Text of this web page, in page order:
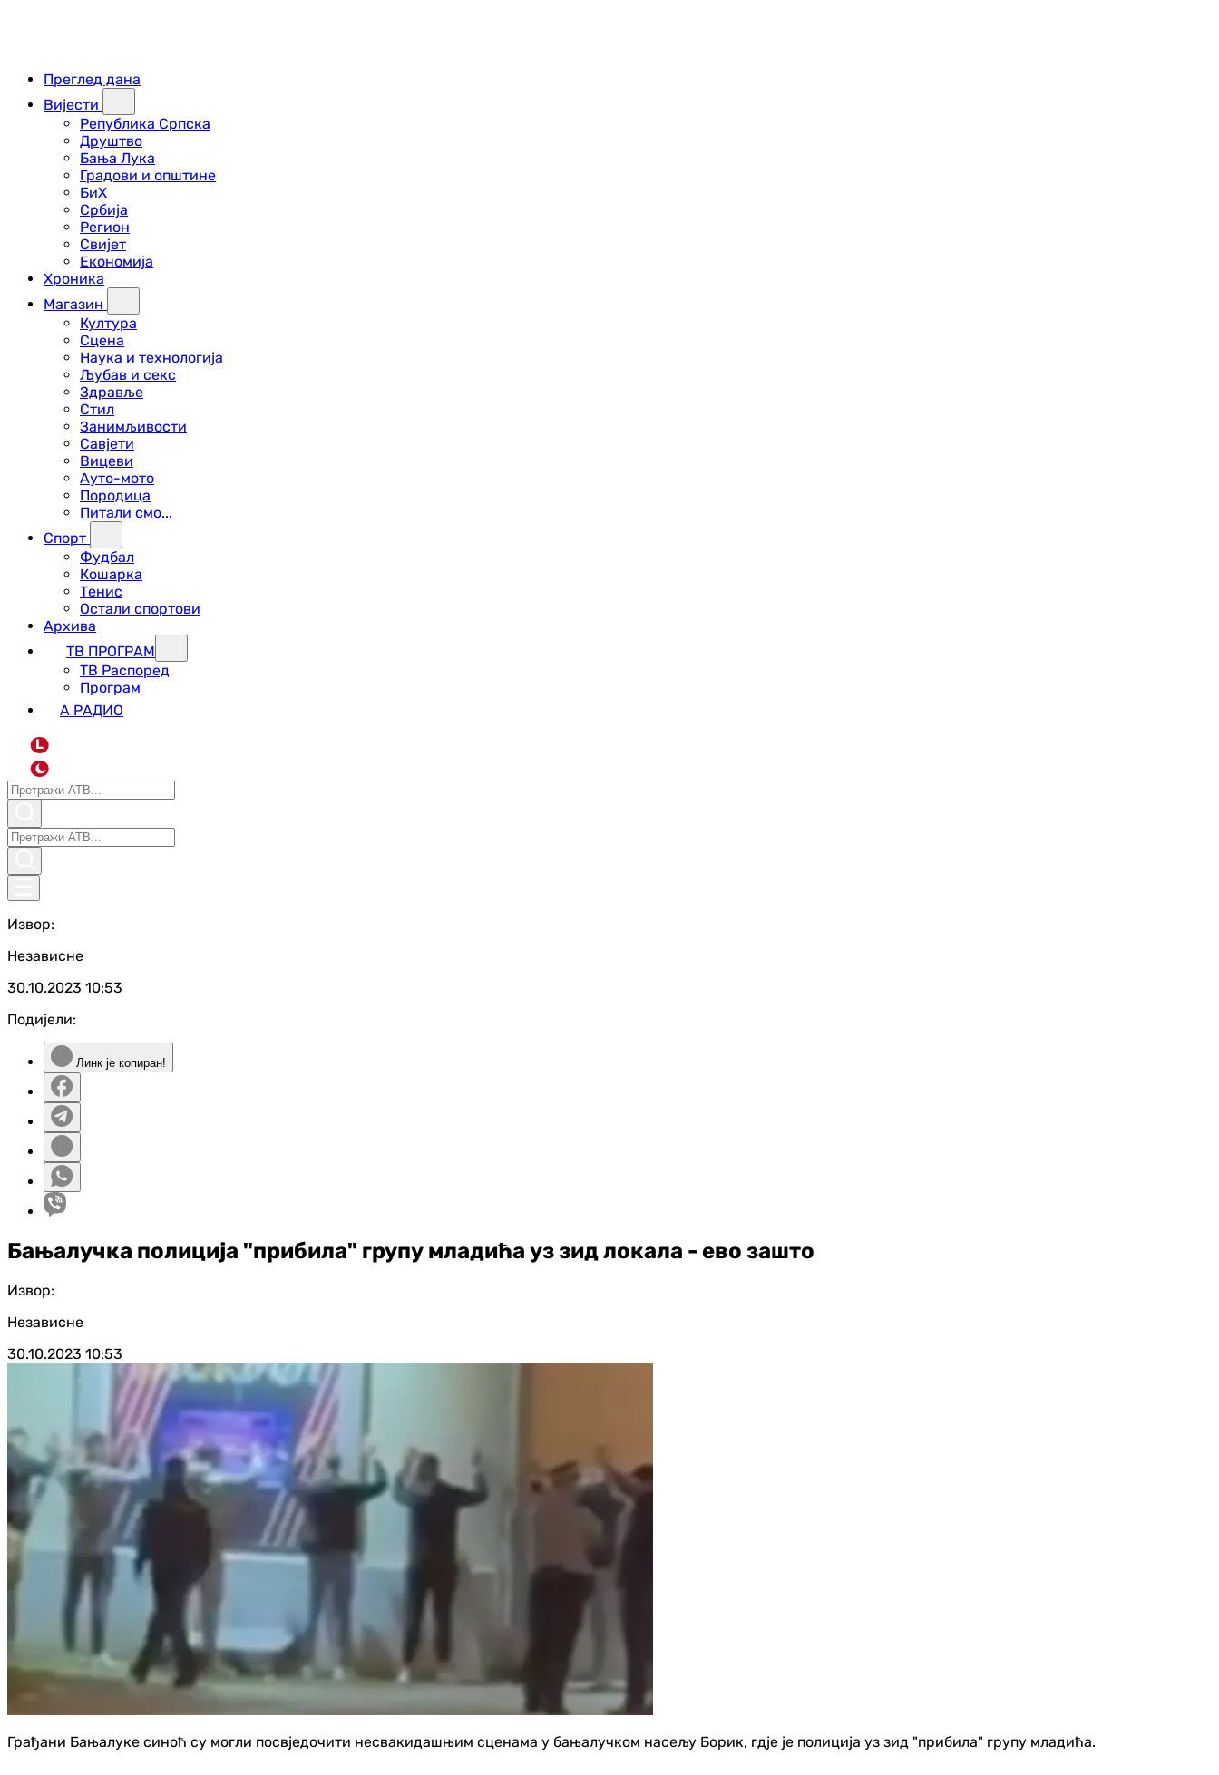
Преглед дана
Вијести
Република Српска
Друштво
Бања Лука
Градови и општине
БиХ
Србија
Регион
Свијет
Економија
Хроника
Магазин
Култура
Сцена
Наука и технологија
Љубав и секс
Здравље
Стил
Занимљивости
Савјети
Вицеви
Ауто-мото
Породица
Питали смо...
Спорт
Фудбал
Кошарка
Тенис
Остали спортови
Архива
ТВ ПРОГРАМ
ТВ Распоред
Програм
А РАДИО
L
Извор:
Независне
30.10.2023 10:53
Подијели:
Линк је копиран!
Бањалучка полиција "прибила" групу младића уз зид локала - ево зашто
Извор:
Независне
30.10.2023 10:53
Грађани Бањалуке синоћ су могли посвједочити несвакидашњим сценама у бањалучком насељу Борик, гдје је полиција уз зид "прибила" групу младића.